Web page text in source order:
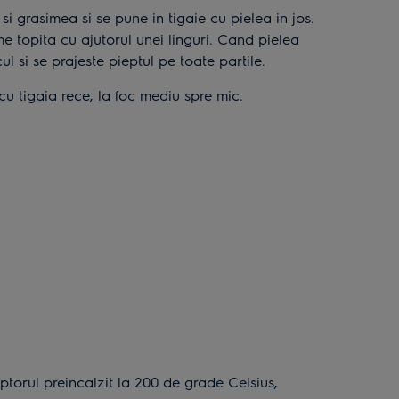
topita cu ajutorul unei linguri. Cand pielea
si se prajeste pieptul pe toate partile.
tigaia rece, la foc mediu spre mic.